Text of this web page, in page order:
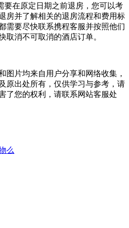
要在原定日期之前退房，您可以考
房并了解相关的退房流程和费用标
需要尽快联系携程客服并按照他们
取消不可取消的酒店订单。
图片均来自用户分享和网络收集，
原出处所有，仅供学习与参考，请
了您的权利，请联系网站客服处
么